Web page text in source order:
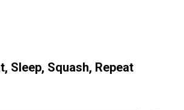
Sleep, Squash, Repeat